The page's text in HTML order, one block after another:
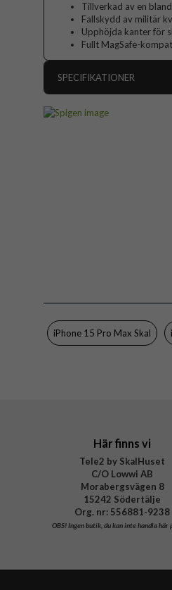
Tillverkad av en
Fallskydd av militär
Upphöjda kanter för
Fullt MagSafe-
SPECIFIKATIONER
iPhone 15 Pro Max Skal
Här finns vi
Tele2 by SkalHuset
C/O Lowwi AB
Morabergsvägen 8
15242 Södertälje
Org. nr: 556881-9238
OBS!Ingen butik, du kan inte handla här